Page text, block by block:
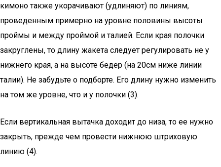
кимоно также укорачивают (удлиняют) по линиям,
проведенным примерно на уровне половины высоты
проймы и между проймой и талией. Если края полочки
закруглены, то длину жакета следует регулировать не у
нижнего края, а на высоте бедер (на 20см ниже линии
талии). Не забудьте о подборте. Его длину нужно изменить
на том же уровне, что и у полочки (3).
Если вертикальная вытачка доходит до низа, то ее нужно
закрыть, прежде чем провести нижнюю штриховую
линию (4).